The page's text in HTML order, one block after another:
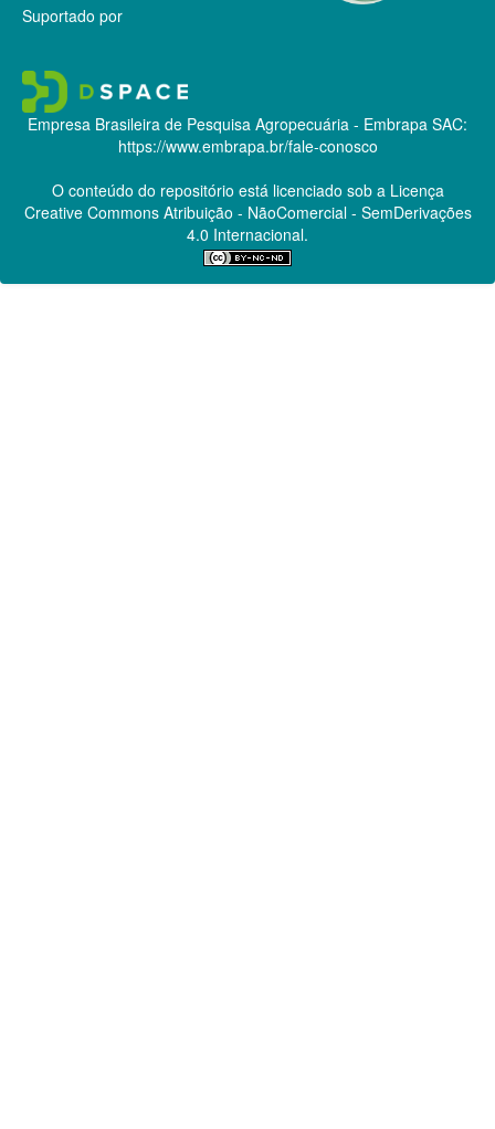
Suportado por
Empresa Brasileira de Pesquisa Agropecuária - Embrapa SAC:
https://www.embrapa.br/fale-conosco
O conteúdo do repositório está licenciado sob a Licença
Creative CommonsAtribuição - NãoComercial - SemDerivações
4.0 Internacional.